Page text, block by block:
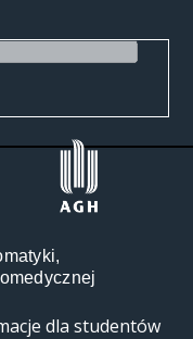
dla studentów